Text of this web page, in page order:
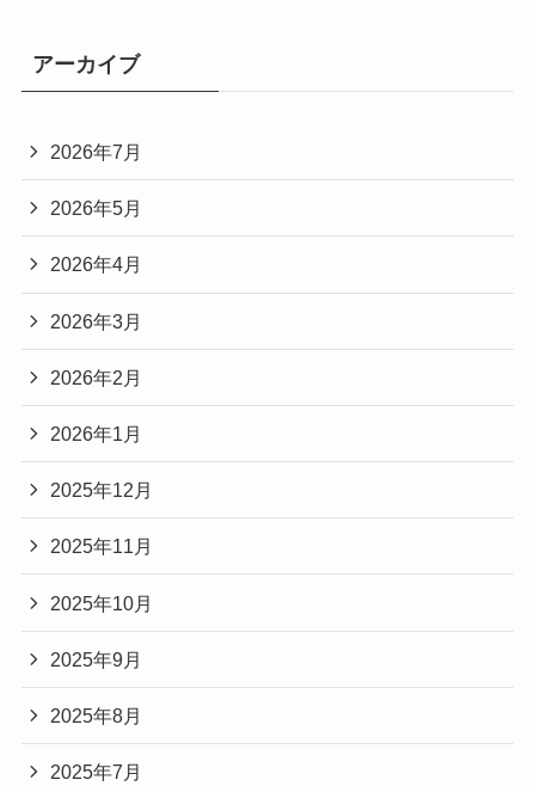
アーカイブ
2026年7月
2026年5月
2026年4月
2026年3月
2026年2月
2026年1月
2025年12月
2025年11月
2025年10月
2025年9月
2025年8月
2025年7月